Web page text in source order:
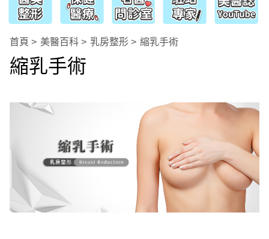
首頁 美醫百科 乳房整形 縮乳手術
縮乳手術